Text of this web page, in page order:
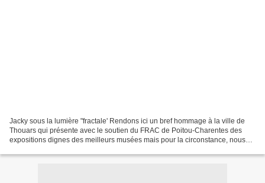
Jacky sous la lumière "fractale' Rendons ici un bref hommage à la ville de
Thouars qui présente avec le soutien du FRAC de Poitou-Charentes des
expositions dignes des meilleurs musées mais pour la circonstance, nous